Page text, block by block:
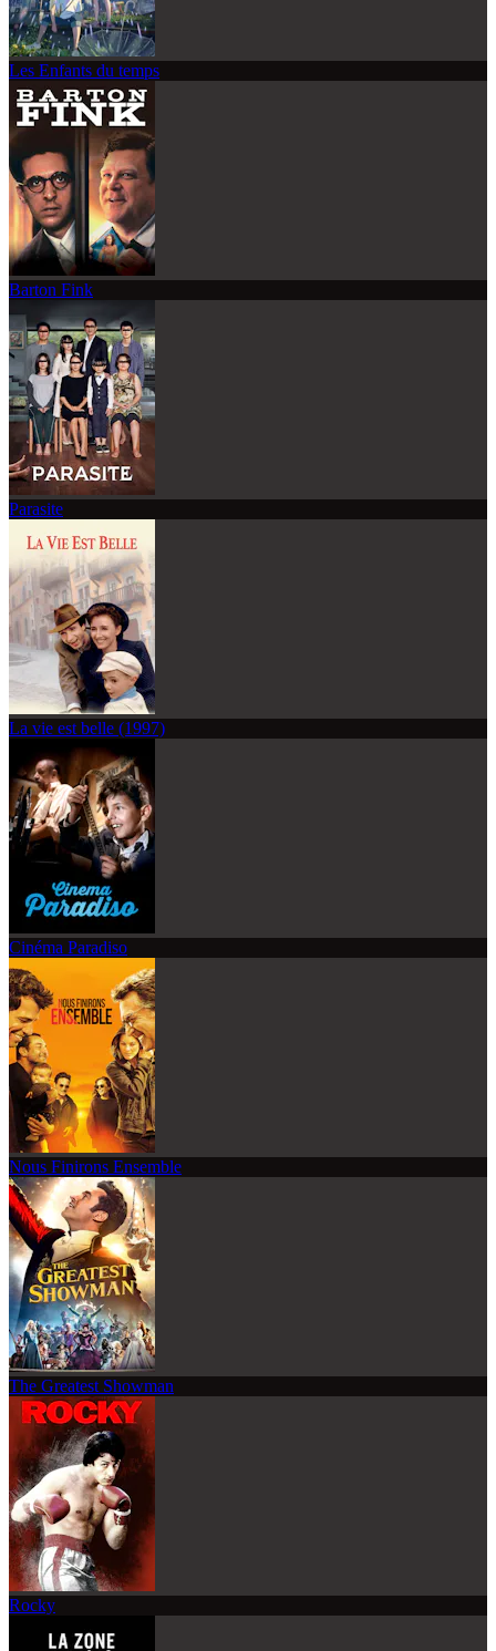
Les Enfants du temps
Barton Fink
Parasite
La vie est belle (1997)
Cinéma Paradiso
Nous Finirons Ensemble
The Greatest Showman
Rocky